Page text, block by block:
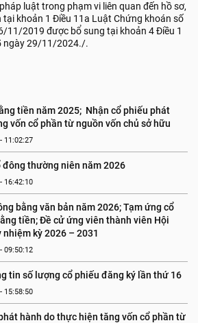
luật trong phạm vi liên quan đến hồ sơ,
tại khoản 1 Điều 11a Luật Chứng khoán số
11/2019 được bổ sung tại khoản 4 Điều 1
ngày 29/11/2024./.
tiền năm 2025;  Nhận cổ phiếu phát
vốn cổ phần từ nguồn vốn chủ sở hữu
11:02:27
thường niên năm 2026
16:42:10
bằng văn bản năm 2026; Tạm ứng cổ
tiền; Đề cử ứng viên thành viên Hội
kỳ 2026 – 2031
09:50:12
tin số lượng cổ phiếu đăng ký lần thứ 16
15:58:50
hành do thực hiện tăng vốn cổ phần từ